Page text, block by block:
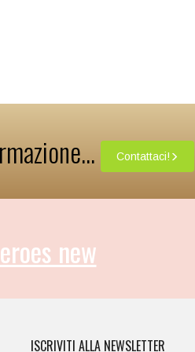
Contattaci!
ISCRIVITI ALLA NEWSLETTER